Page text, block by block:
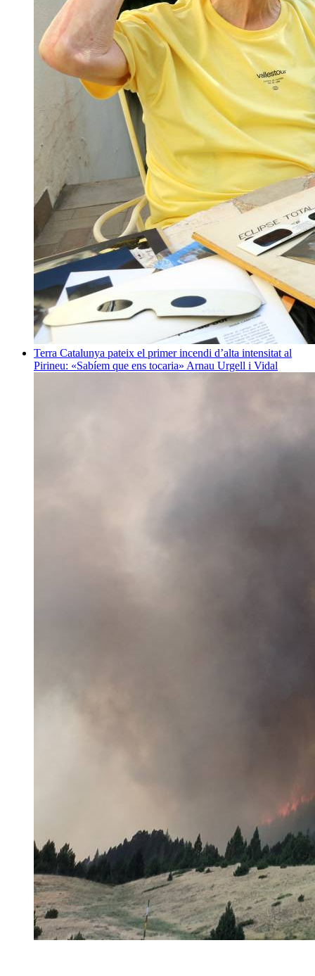
Terra Catalunya pateix el primer incendi d’alta intensitat al
Pirineu: «Sabíem que ens tocaria» Arnau Urgell i Vidal